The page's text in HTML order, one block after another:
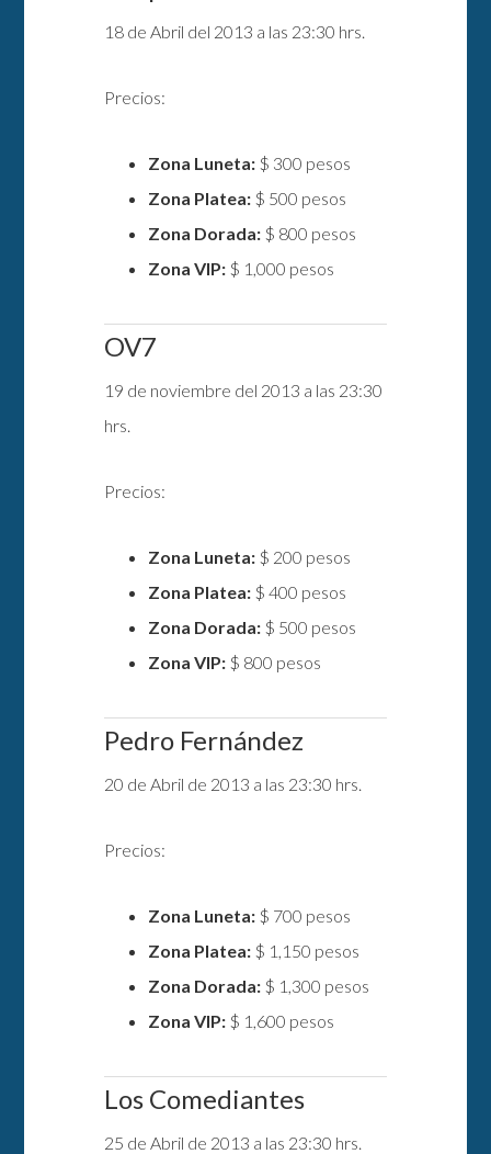
18 de Abril del 2013 a las 23:30 hrs.
Precios:
Zona Luneta: $ 300 pesos
Zona Platea: $ 500 pesos
Zona Dorada: $ 800 pesos
Zona VIP: $ 1,000 pesos
OV7
19 de noviembre del 2013 a las 23:30
hrs.
Precios:
Zona Luneta: $ 200 pesos
Zona Platea: $ 400 pesos
Zona Dorada: $ 500 pesos
Zona VIP: $ 800 pesos
Pedro Fernández
20 de Abril de 2013 a las 23:30 hrs.
Precios:
Zona Luneta: $ 700 pesos
Zona Platea: $ 1,150 pesos
Zona Dorada: $ 1,300 pesos
Zona VIP: $ 1,600 pesos
Los Comediantes
25 de Abril de 2013 a las 23:30 hrs.